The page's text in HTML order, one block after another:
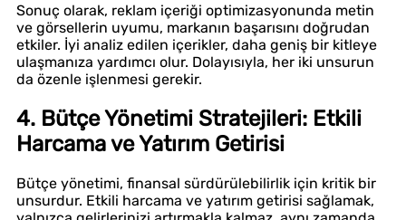
Sonuç olarak, reklam içeriği optimizasyonunda metin
ve görsellerin uyumu, markanın başarısını doğrudan
etkiler. İyi analiz edilen içerikler, daha geniş bir kitleye
ulaşmanıza yardımcı olur. Dolayısıyla, her iki unsurun
da özenle işlenmesi gerekir.
4. Bütçe Yönetimi Stratejileri: Etkili
Harcama ve Yatırım Getirisi
Bütçe yönetimi, finansal sürdürülebilirlik için kritik bir
unsurdur. Etkili harcama ve yatırım getirisi sağlamak,